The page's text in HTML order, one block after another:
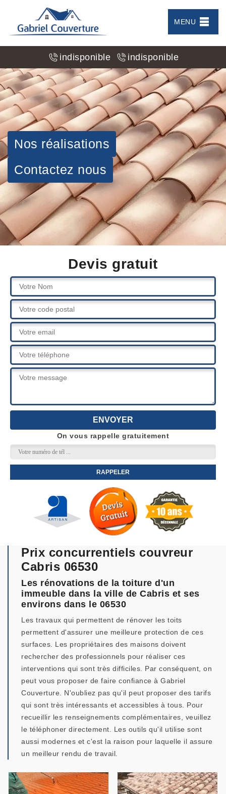
MENU
indisponible indisponible
Nos réalisations
Contactez nous
Devis gratuit
On vous rappelle gratuitement
Prix concurrentiels couvreur
Cabris 06530
Les rénovations de la toiture d'un
immeuble dans la ville de Cabris et ses
environs dans le 06530
Les travaux qui permettent de rénover les toits
permettent d'assurer une meilleure protection de ces
surfaces. Les propriétaires des maisons doivent
rechercher des professionnels pour réaliser ces
interventions qui sont très difficiles. Par conséquent, on
peut vous proposer de faire confiance à Gabriel
Couverture. N'oubliez pas qu'il peut proposer des tarifs
qui sont très intéressants et accessibles à tous. Pour
recueillir les renseignements complémentaires, veuillez
le téléphoner directement. Les outils qu'il utilise sont
aussi modernes et c'est la raison pour laquelle il assure
un meilleur rendu de travail.